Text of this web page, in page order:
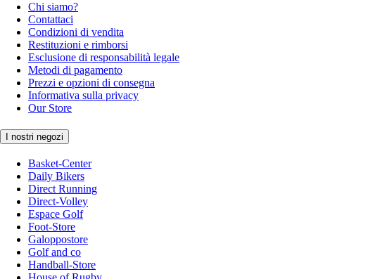
Chi siamo?
Contattaci
Condizioni di vendita
Restituzioni e rimborsi
Esclusione di responsabilità legale
Metodi di pagamento
Prezzi e opzioni di consegna
Informativa sulla privacy
Our Store
I nostri negozi
Basket-Center
Daily Bikers
Direct Running
Direct-Volley
Espace Golf
Foot-Store
Galoppostore
Golf and co
Handball-Store